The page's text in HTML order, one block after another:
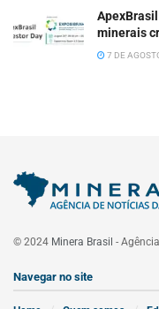
minerais
7 DE
© 2024 Minera Brasil -
Navegar no site